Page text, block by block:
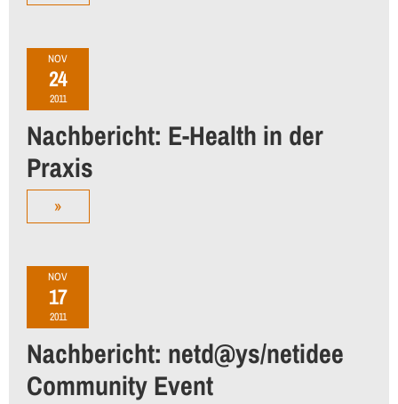
NOV
24
2011
Nachbericht: E-Health in der
Praxis
»
NOV
17
2011
Nachbericht: netd@ys/netidee
Community Event